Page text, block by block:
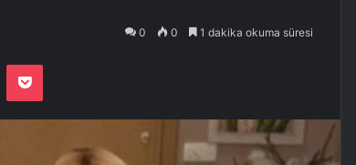
0 0 1 dakika okuma süresi
Pocket